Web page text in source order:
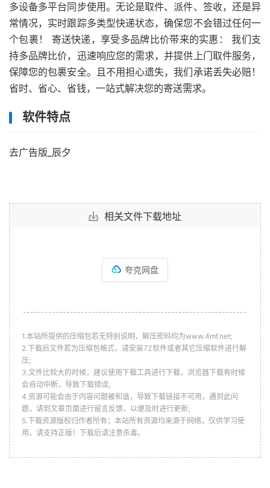
多设备多平台同步使用。无论是取件、派件、签收，还是异
常情况，实时跟踪多类型快递状态，确保您不会错过任何一
个包裹！ 寄送快递，享受多品牌比价带来的实惠： 我们支
持多品牌比价，迅速响应您的需求，并提供上门取件服务，
保障您的包裹安全。且不用担心遗失，我们承诺丢失必赔！
省时、省心、省钱，一站式解决您的寄送需求。
软件特点
去广告版_辰夕
相关文件下载地址
夸克网盘
--------------------------------------------------------------
1.本站所提供的压缩包若无特别说明，解压密码均为www.4mf.net;
2.下载后文件若为压缩包格式，请安装7Z软件或者其它压缩软件进行解
压;
3.文件比较大的时候，建议使用下载工具进行下载，浏览器下载有时候
会自动中断，导致下载错误;
4.资源可能会由于内容问题被和谐，导致下载链接不可用，遇到此问
题，请到文章页面进行留言反馈，以便及时进行更新;
5.下载资源版权归作者所有；本站所有资源均来源于网络，仅供学习使
用，请支持正版！下载后请注意杀毒。